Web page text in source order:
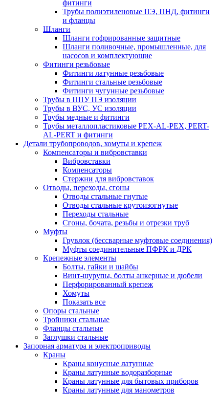
фитинги
Трубы полиэтиленовые ПЭ, ПНД, фитинги
и фланцы
Шланги
Шланги гофрированные защитные
Шланги поливочные, промышленные, для
насосов и комплектующие
Фитинги резьбовые
Фитинги латунные резьбовые
Фитинги стальные резьбовые
Фитинги чугунные резьбовые
Трубы в ППУ ПЭ изоляции
Трубы в ВУС, УС изоляции
Трубы медные и фитинги
Трубы металлопластиковые PEX-AL-PEX, PERT-
AL-PERT и фитинги
Детали трубопроводов, хомуты и крепеж
Компенсаторы и вибровставки
Вибровставки
Компенсаторы
Стержни для вибровставок
Отводы, переходы, сгоны
Отводы стальные гнутые
Отводы стальные крутоизогнутые
Переходы стальные
Сгоны, бочата, резьбы и отрезки труб
Муфты
Грувлок (бессварные муфтовые соединения)
Муфты соединительные ПФРК и ДРК
Крепежные элементы
Болты, гайки и шайбы
Винт-шурупы, болты анкерные и дюбели
Перфорированный крепеж
Хомуты
Показать все
Опоры стальные
Тройники стальные
Фланцы стальные
Заглушки стальные
Запорная арматура и электроприводы
Краны
Краны конусные латунные
Краны латунные водоразборные
Краны латунные для бытовых приборов
Краны латунные для манометров